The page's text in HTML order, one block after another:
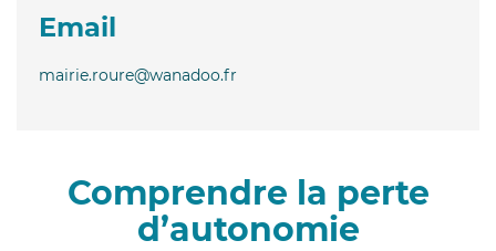
Email
mairie.roure@wanadoo.fr
Comprendre la perte
d’autonomie